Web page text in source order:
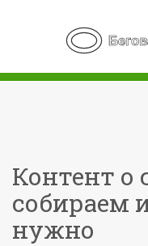
Контент о
собираем
нужно